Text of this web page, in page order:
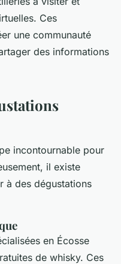
Ces
une communauté
des informations
incontournable pour
il existe
à des dégustations
en Écosse
de whisky. Ces